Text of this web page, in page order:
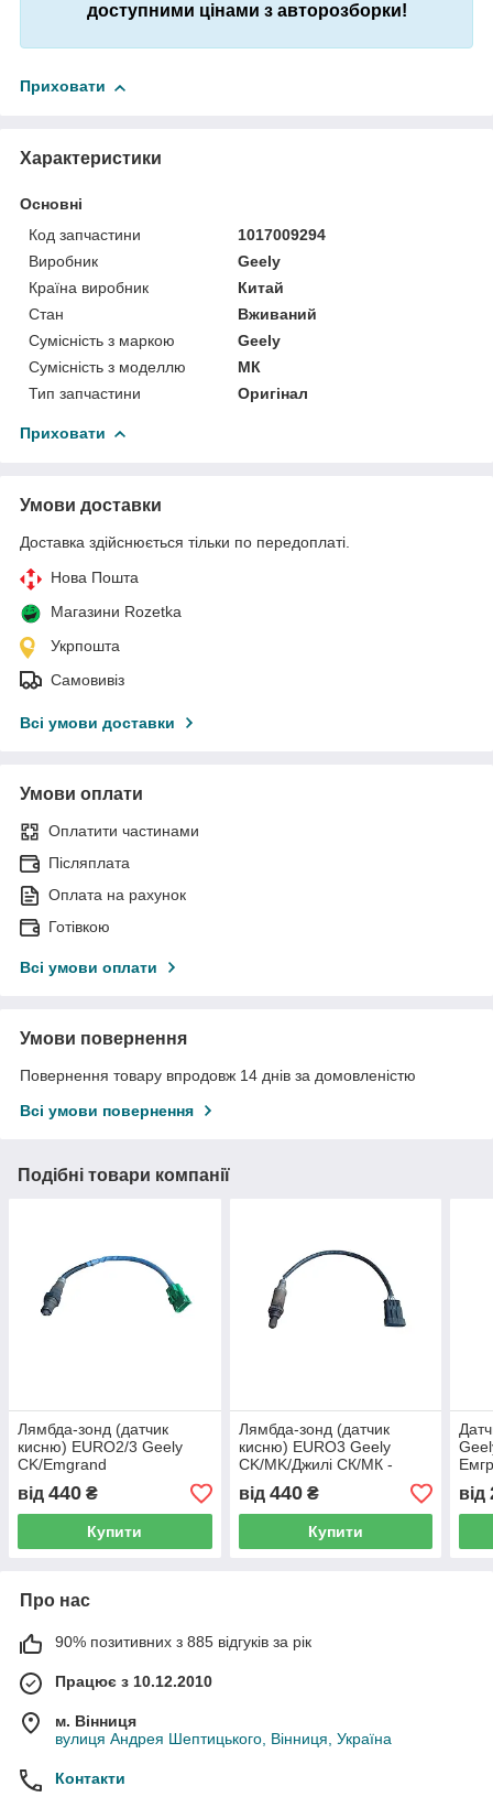
доступними цінами з авторозборки!
Приховати
Характеристики
Основні
Код запчастини
1017009294
Виробник
Geely
Країна виробник
Китай
Стан
Вживаний
Сумісність з маркою
Geely
Сумісність з моделлю
МК
Тип запчастини
Оригінал
Приховати
Умови доставки
Доставка здійснюється тільки по передоплаті.
Нова Пошта
Магазини Rozetka
Укрпошта
Самовивіз
Всі умови доставки
Умови оплати
Оплатити частинами
Післяплата
Оплата на рахунок
Готівкою
Всі умови оплати
Умови повернення
Повернення товару впродовж 14 днів за домовленістю
Всі умови повернення
Подібні товари компанії
Лямбда-зонд (датчик
кисню) EURO2/3 Geely
CK/Emgrand
EC7/MK/SL/FC/Джилі СК/
Емгранд ЕЦ7/МК/СЛ/ФЦ -
1086001114, (з розбірки)
від 440 ₴
Купити
Лямбда-зонд (датчик
кисню) EURO3 Geely
CK/MK/Джилі СК/МК -
2150020006, (з розбірки)
від 440₴
Купити
від
Про нас
90% позитивних з 885 відгуків за рік
Працює з 10.12.2010
м. Вінниця
вулиця Андрея Шептицького, Вінниця, Україна
Контакти